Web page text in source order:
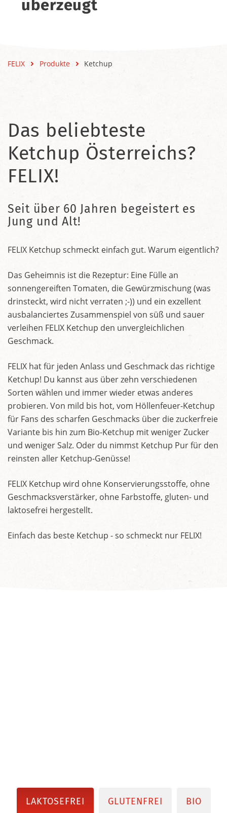
überzeugt
FELIX Produkte Ketchup
Das beliebteste
Ketchup Österreichs?
FELIX!
Seit über 60 Jahren begeistert es
Jung und Alt!
FELIX Ketchup schmeckt einfach gut. Warum eigentlich?
Das Geheimnis ist die Rezeptur: Eine Fülle an
sonnengereiften Tomaten, die Gewürzmischung (was
drinsteckt, wird nicht verraten ;-)) und ein exzellent
ausbalanciertes Zusammenspiel von süß und sauer
verleihen FELIX Ketchup den unvergleichlichen
Geschmack.
FELIX hat für jeden Anlass und Geschmack das richtige
Ketchup! Du kannst aus über zehn verschiedenen
Sorten wählen und immer wieder etwas anderes
probieren. Von mild bis hot, vom Höllenfeuer-Ketchup
für Fans des scharfen Geschmacks über die zuckerfreie
Variante bis hin zum Bio-Ketchup mit weniger Zucker
und weniger Salz. Oder du nimmst Ketchup Pur für den
reinsten aller Ketchup-Genüsse!
FELIX Ketchup wird ohne Konservierungsstoffe, ohne
Geschmacksverstärker, ohne Farbstoffe, gluten- und
laktosefrei hergestellt.
Einfach das beste Ketchup - so schmeckt nur FELIX!
LAKTOSEFREI GLUTENFREI BIO